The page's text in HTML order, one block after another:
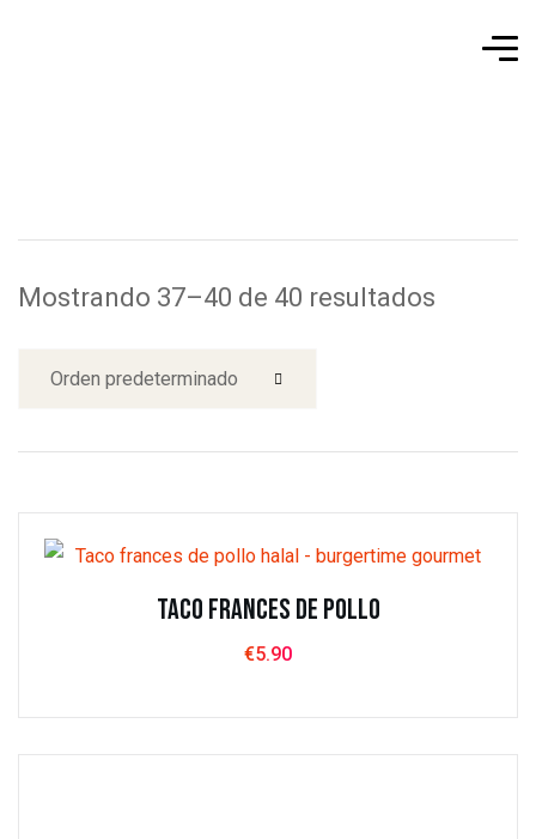
Mostrando 37–40 de 40 resultados
Orden predeterminado
Taco Frances de Pollo
€5.90